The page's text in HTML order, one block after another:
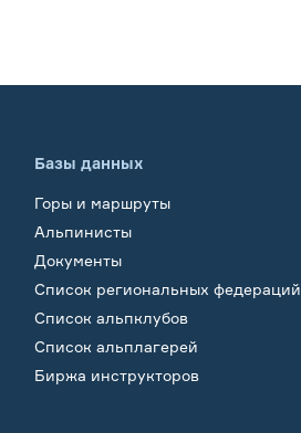
Базы данных
Горы и маршруты
Альпинисты
Документы
Список региональных федераций
Список альпклубов
Список альплагерей
Биржа инструкторов